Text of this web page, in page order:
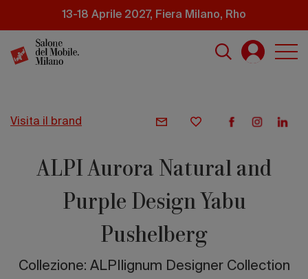
principale
13-18 Aprile 2027, Fiera Milano, Rho
visita il brand
ALPI Aurora Natural and
Purple Design Yabu
Pushelberg
Collezione: ALPIlignum Designer Collection